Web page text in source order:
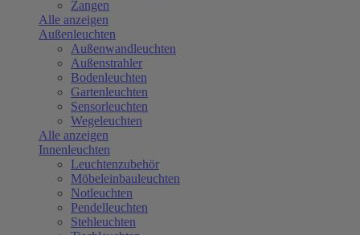
Zangen
Alle anzeigen
Außenleuchten
Außenwandleuchten
Außenstrahler
Bodenleuchten
Gartenleuchten
Sensorleuchten
Wegeleuchten
Alle anzeigen
Innenleuchten
Leuchtenzubehör
Möbeleinbauleuchten
Notleuchten
Pendelleuchten
Stehleuchten